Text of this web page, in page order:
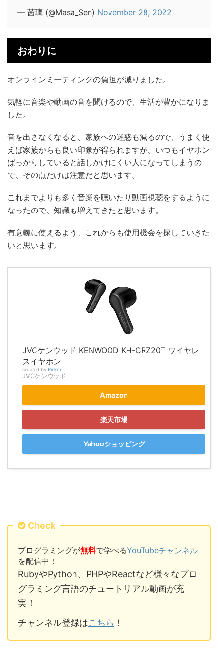
— 茜璃 (@Masa_Sen) November 28, 2022
おわりに
オンラインミーティングの負担が減りました。
気軽に音楽や動画の音を聞けるので、生活が豊かになりま
した。
音を出さなくなると、家族への迷惑も減るので、うまく使
えば家族からも良い印象が得られますが、いつもイヤホン
ばっかりしていると話しかけにくい人になってしまうの
で、その点だけは注意だと思います。
これまでよりも多く音楽を聴いたり動画視聴をするように
なったので、知識も増えてきたと思います。
有意義に使えるよう、これからも使用機会を探していきた
いと思います。
JVCケンウッド KENWOOD KH-CRZ20T ワイヤレ
スイヤホン
created by Rinker
JVCケンウッド
Amazon
楽天市場
Yahooショッピング
Check
プログラミングが無料で学べるYouTubeチャンネル
を配信中！
RubyやPython、PHPやReactなど様々なプロ
グラミング言語のチュートリアル動画が充
実！
チャンネル登録はこちら ！